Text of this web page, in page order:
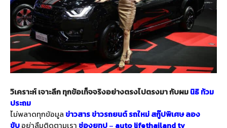
วิเคราะห์ เจาะลึก ทุกข้อเท็จจริงอย่างตรงไปตรงมา กับผมนิธิ ท้วม
ประถม
ไม่พลาดทุกข้อมูลข่าวสารข่าวรถยนต์รถใหม่สกู๊ปพิเศษลอง
ขับอย่าลืมติดตามเราช่องยูทูป– auto lifethailand tv